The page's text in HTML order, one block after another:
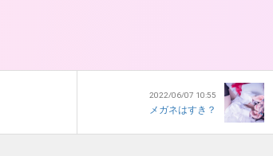
2022/06/07 10:55
メガネはすき？